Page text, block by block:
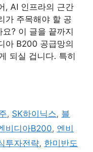
, AI 인프라의 근간
가 주목해야 할 공
? 이 글을 끝까지
아 B200 공급망의
되실 겁니다. 특히
, SK하이닉스, 블
비디아B200, 엔비
투자전략, 한미반도